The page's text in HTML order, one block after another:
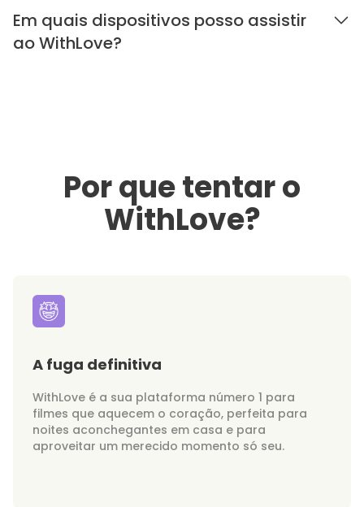
Em quais dispositivos posso assistir
ao WithLove?
Por que tentar o
WithLove?
A fuga definitiva
WithLove é a sua plataforma número 1 para
filmes que aquecem o coração, perfeita para
noites aconchegantes em casa e para
aproveitar um merecido momento só seu.